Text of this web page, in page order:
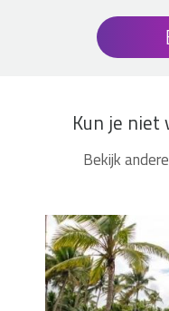
Kun je niet
Bekijk